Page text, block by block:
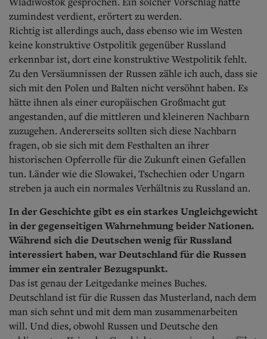
zumindest verdient, erörtert zu werden.
Richtig ist allerdings auch, dass ebenso wie im Westen
keine konstruktive Ostpolitik gegenüber Russland
erkennbar ist, dort eine konstruktive Westpolitik fehlt.
Zu den Versäumnissen der Russen zähle ich auch, dass sie
sich mit den Polen und Balten nicht versöhnt haben. Es
hätte ihnen als einer europäischen Großmacht gut
angestanden, auf die mittleren und kleineren Nachbarn
zuzugehen. Andererseits sollten sich diese Nachbarn
fragen, ob sie sich mit dem Festhalten an ihrer
historischen Opferrolle für die Zukunft einen Gefallen
tun. Länder wie die Slowakei, Tschechien oder Ungarn
streben ja auch ein normales Verhältnis zu Russland an.
In der Geschichte gibt es ein starkes Ungleichgewicht
in der gegenseitigen Wahrnehmung beider Nationen.
Während sich die Deutschen wenig für Russland
interessiert haben, war Deutschland für die Russen
immer ein zentraler Bezugspunkt.
Das ist genau der Leitgedanke meines Buches.
Deutschland ist für die Russen das Musterland, nach dem
man sich sehnt und mit dem man zusammenarbeiten
will. Und dies, obwohl Russen und Deutsche den